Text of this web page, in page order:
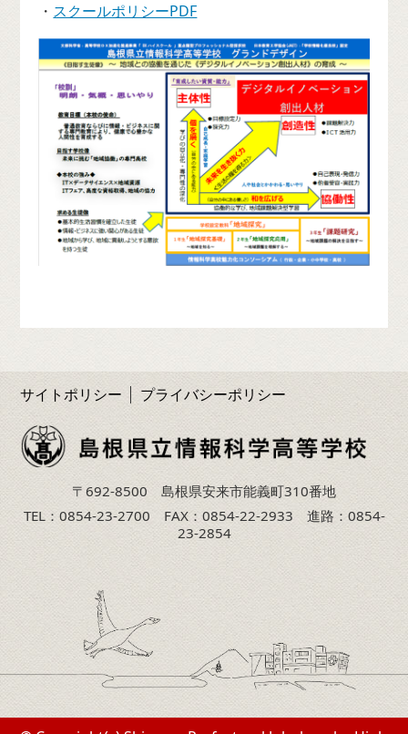
・ スクールポリシーPDF
サイトポリシー プライバシーポリシー
〒692-8500 島根県安来市能義町310番地
TEL：0854-23-2700 FAX：0854-22-2933 進路：0854-
23-2854